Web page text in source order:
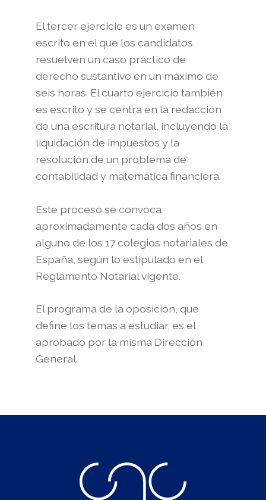
El tercer ejercicio es un examen
escrito en el que los candidatos
resuelven un caso práctico de
derecho sustantivo en un máximo de
seis horas. El cuarto ejercicio también
es escrito y se centra en la redacción
de una escritura notarial, incluyendo la
liquidación de impuestos y la
resolución de un problema de
contabilidad y matemática financiera.
Este proceso se convoca
aproximadamente cada dos años en
alguno de los 17 colegios notariales de
España, según lo estipulado en el
Reglamento Notarial vigente.
El programa de la oposición, que
define los temas a estudiar, es el
aprobado por la misma Dirección
General.